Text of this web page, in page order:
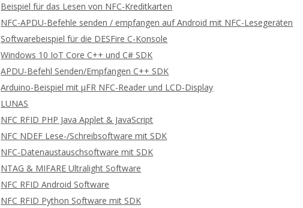
Beispiel für das Lesen von NFC-Kreditkarten
NFC-APDU-Befehle senden / empfangen auf Android mit NFC-Lesegeräten
Softwarebeispiel für die DESFire C-Konsole
Windows 10 IoT Core C++ und C# SDK
APDU-Befehl Senden/Empfangen C++ SDK
Arduino-Beispiel mit μFR NFC-Reader und LCD-Display
LUNAS
NFC RFID PHP Java Applet & JavaScript
NFC NDEF Lese-/Schreibsoftware mit SDK
NFC-Datenaustauschsoftware mit SDK
NTAG & MIFARE Ultralight Software
NFC RFID Android Software
NFC RFID Python Software mit SDK